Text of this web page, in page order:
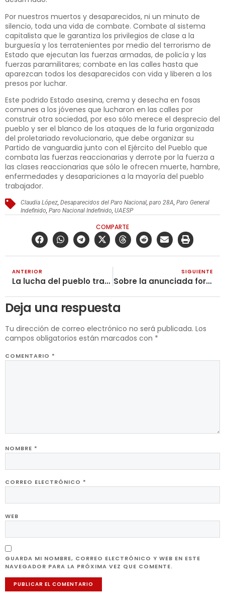
Por nuestros muertos y desaparecidos, ni un minuto de
silencio, toda una vida de combate. Combate al sistema
capitalista que le garantiza los privilegios de clase a la
burguesía y los terratenientes por medio del terrorismo de
Estado que ejecutan las fuerzas armadas, de policía y las
fuerzas paramilitares; combate en las calles hasta que
aparezcan todos los desaparecidos con vida y liberen a los
presos por luchar.
Este podrido Estado asesina, crema y desecha en fosas
comunes a los jóvenes que lucharon en las calles por
construir otra sociedad, por eso sólo merece el desprecio del
pueblo y ser el blanco de los ataques de la furia organizada
del proletariado revolucionario, que debe organizar su
Partido de vanguardia junto con el Ejército del Pueblo que
combata las fuerzas reaccionarias y derrote por la fuerza a
las clases reaccionarias que sólo le ofrecen muerte, hambre,
enfermedades y desapariciones a la mayoría del pueblo
trabajador.
Claudia López ,Desaparecidos del Paro Nacional ,paro 28A ,Paro General
Indefinido ,Paro Nacional Indefinido ,UAESP
COMPARTE
ANTERIOR
La lucha del pueblo trabajador y el papel de los gobiernos reformistas
SIGUIENTE
Sobre la anunciada formación de la Liga Comunista Internacional
Deja una respuesta
Tu dirección de correo electrónico no será publicada. Los
campos obligatorios están marcados con *
COMENTARIO *
NOMBRE *
CORREO ELECTRÓNICO *
WEB
GUARDA MI NOMBRE, CORREO ELECTRÓNICO Y WEB EN ESTE
NAVEGADOR PARA LA PRÓXIMA VEZ QUE COMENTE.